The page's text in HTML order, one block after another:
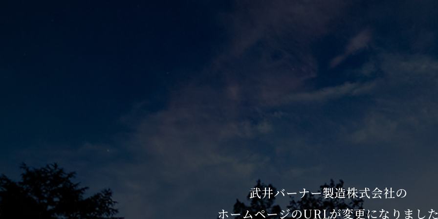
武井バーナー製造株式会社の
ホームページのURLが変更になりまし